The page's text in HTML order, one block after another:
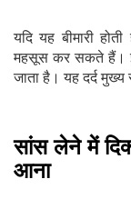
यदि यह बीमारी
महसूस कर सकते हैं।
जाता है। यह दर्द
सांस लेने में
आना